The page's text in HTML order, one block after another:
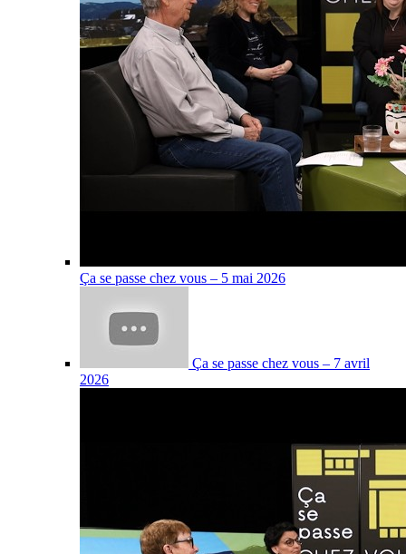
Ça se passe chez vous – 5 mai 2026
Ça se passe chez vous – 7 avril
2026